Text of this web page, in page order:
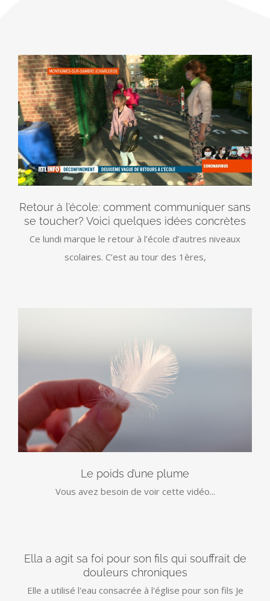
Retour à l’école: comment communiquer sans
se toucher? Voici quelques idées concrètes
Ce lundi marque le retour à l’école d’autres niveaux
scolaires. C’est au tour des 1ères,
Le poids d’une plume
Vous avez besoin de voir cette vidéo...
Ella a agit sa foi pour son fils qui souffrait de
douleurs chroniques
Elle a utilisé l'eau consacrée à l'église pour son fils Je